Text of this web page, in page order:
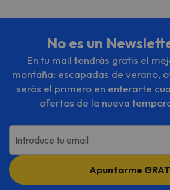
No es un
En tu mail tendrás gratis el
montaña: escapadas de verano,
serás el primero en enterarte
ofertas de la nueva
Introduce tu email
Apuntarme